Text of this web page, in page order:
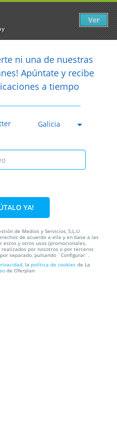
19,99€
de Swarovski
ni una de nuestras
Apúntate y recibe
a tiempo
Galicia
YA!
de Medios y Servicios, S.L.U
de acuerdo a ella y en base a las
estos y otros usos (promocionales,
por nosotros o por terceros
separado, pulsando ¨Configurar¨.
, la política de cookies de La
de Oferplan
Ver